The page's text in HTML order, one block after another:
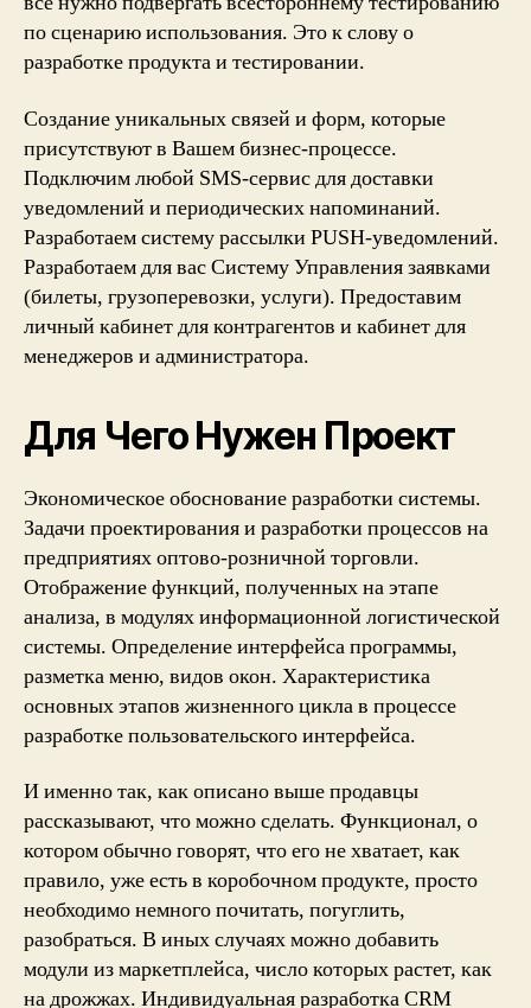
по сценарию использования. Это к слову о
разработке продукта и тестировании.
Создание уникальных связей и форм, которые
присутствуют в Вашем бизнес-процессе.
Подключим любой SMS-сервис для доставки
уведомлений и периодических напоминаний.
Разработаем систему рассылки PUSH-уведомлений.
Разработаем для вас Систему Управления заявками
(билеты, грузоперевозки, услуги). Предоставим
личный кабинет для контрагентов и кабинет для
менеджеров и администратора.
Для Чего Нужен Проект
Экономическое обоснование разработки системы.
Задачи проектирования и разработки процессов на
предприятиях оптово-розничной торговли.
Отображение функций, полученных на этапе
анализа, в модулях информационной логистической
системы. Определение интерфейса программы,
разметка меню, видов окон. Характеристика
основных этапов жизненного цикла в процессе
разработке пользовательского интерфейса.
И именно так, как описано выше продавцы
рассказывают, что можно сделать. Функционал, о
котором обычно говорят, что его не хватает, как
правило, уже есть в коробочном продукте, просто
необходимо немного почитать, погуглить,
разобраться. В иных случаях можно добавить
модули из маркетплейса, число которых растет, как
на дрожжах. Индивидуальная разработка CRM